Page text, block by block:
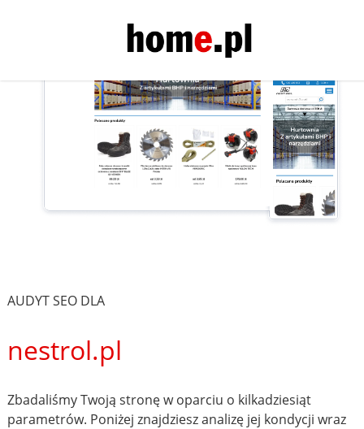
AUDYT SEO DLA
nestrol.pl
Zbadaliśmy Twoją stronę w oparciu o kilkadziesiąt
parametrów. Poniżej znajdziesz analizę jej kondycji wraz